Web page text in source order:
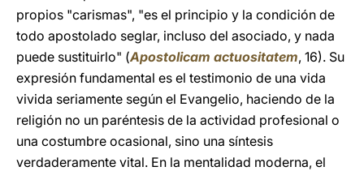
propios "carismas", "es el principio y la condición de
todo apostolado seglar, incluso del asociado, y nada
puede sustituirlo" (Apostolicam actuositatem, 16). Su
expresión fundamental es el testimonio de una vida
vivida seriamente según el Evangelio, haciendo de la
religión no un paréntesis de la actividad profesional o
una costumbre ocasional, sino una síntesis
verdaderamente vital. En la mentalidad moderna, el